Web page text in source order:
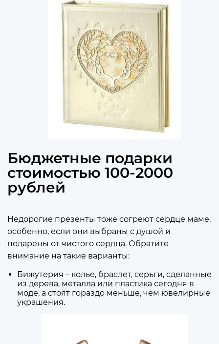
Бюджетные подарки
стоимостью 100-2000
рублей
Недорогие презенты тоже согреют сердце маме,
особенно, если они выбраны с душой и
подарены от чистого сердца. Обратите
внимание на такие варианты:
Бижутерия – колье, браслет, серьги, сделанные
из дерева, металла или пластика сегодня в
моде, а стоят гораздо меньше, чем ювелирные
украшения.